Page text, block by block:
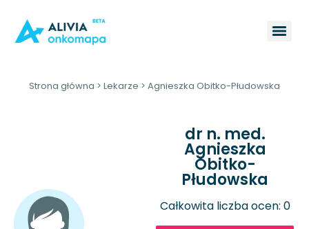
Strona główna > Lekarze > Agnieszka Obitko-Płudowska
dr n. med.
Agnieszka
Obitko-
Płudowska
Całkowita liczba ocen: 0